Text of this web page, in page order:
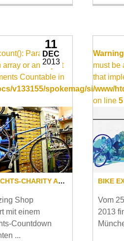
video_item.inc
Parameter
array or an object
Countable in
v133155/spokemag/site/
WEICHNACHTS-CHARITY AUKTION
Shop
mit einem
Countdown
...
11
DEC
2013
Warning
must be
that
/www/
on line 5
Vom
2013